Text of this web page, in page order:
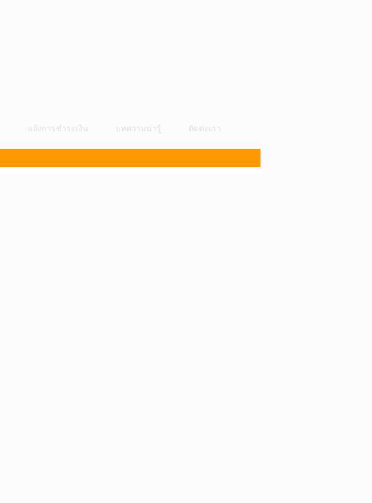
แจ้งการชำระเงิน บทความน่ารู้ ติดต่อเรา